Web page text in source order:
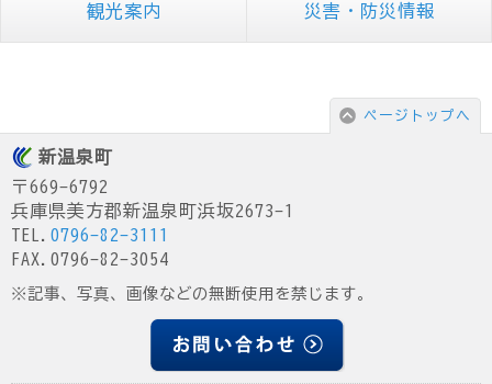
観光案内 災害・防災情報
ページトップへ
新温泉町
〒669-6792
兵庫県美方郡新温泉町浜坂2673-1
TEL. 0796-82-3111
FAX.0796-82-3054
※記事、写真、画像などの無断使用を禁じます。